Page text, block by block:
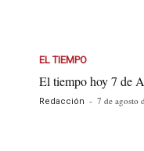
EL TIEMPO
El tiempo hoy 7 de
Redacción - 7 de agosto